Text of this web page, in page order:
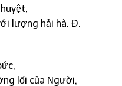
lượng hải hà. Đ.
lối của Người,